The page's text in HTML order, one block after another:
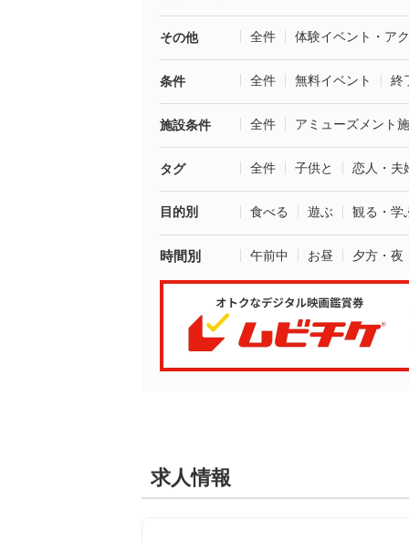
その他 全件 体験イベント・ア
条件 全件 無料イベント 終
施設条件 全件 アミューズメント
タグ 全件 子供と 恋人・夫
目的別 食べる 遊ぶ 観る・学
時間別 午前中 お昼 夕方・夜
求人情報